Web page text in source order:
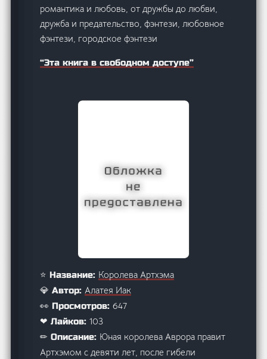
романтика и любовь, от дружбы до любви,
дружба и предательство, фэнтези, любовное
фэнтези, городское фэнтези
“Эта книга в свободном доступе”
⭐ Название: Королева Артхэма
💎 Автор:Алатея Иак
👀 Просмотров:647
❤ Лайков:103
✏ Описание: Юная королева Аврора правит
Артхэмом с девяти лет, после гибели